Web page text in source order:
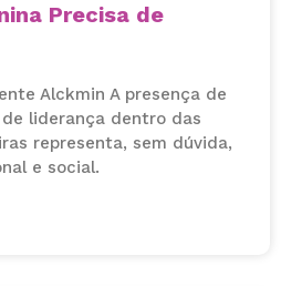
Precisa de
Alckmin A presença de
liderança dentro das
representa, sem dúvida,
e social.